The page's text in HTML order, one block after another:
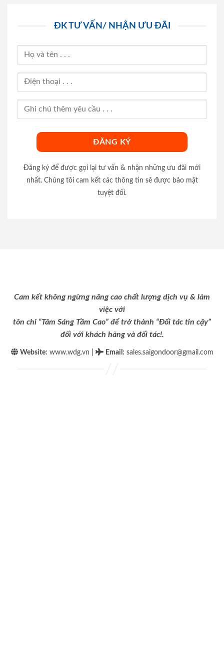
ĐK TƯ VẤN/ NHẬN ƯU ĐÃI
Đăng ký để được gọi lại tư vấn & nhận những ưu đãi mới
nhất. Chúng tôi cam kết các thông tin sẽ được bảo mật
tuyệt đối.
Cam kết không ngừng nâng cao chất lượng dịch vụ & làm
việc với
tôn chỉ “Tâm Sáng Tầm Cao” để trở thành “Đối tác tin cậy”
đối với khách hàng và đối tác!.
Website: www.wdg.vn Email : sales.saigondoor@gmail.com